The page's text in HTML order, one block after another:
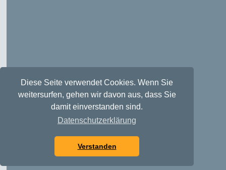
Diese Seite verwendet Cookies. Wenn Sie
weitersurfen, gehen wir davon aus, dass Sie
damit einverstanden sind.
Datenschutzerklärung
Verstanden